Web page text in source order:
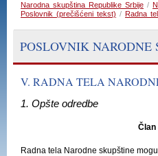
Narodna skupština Republike Srbije /
Poslovnik (prečišćeni tekst) / Radna
POSLOVNIK NARODNE
V. RADNA TELA
1. Opšte odredbe
Član
Radna tela Narodne skupštine